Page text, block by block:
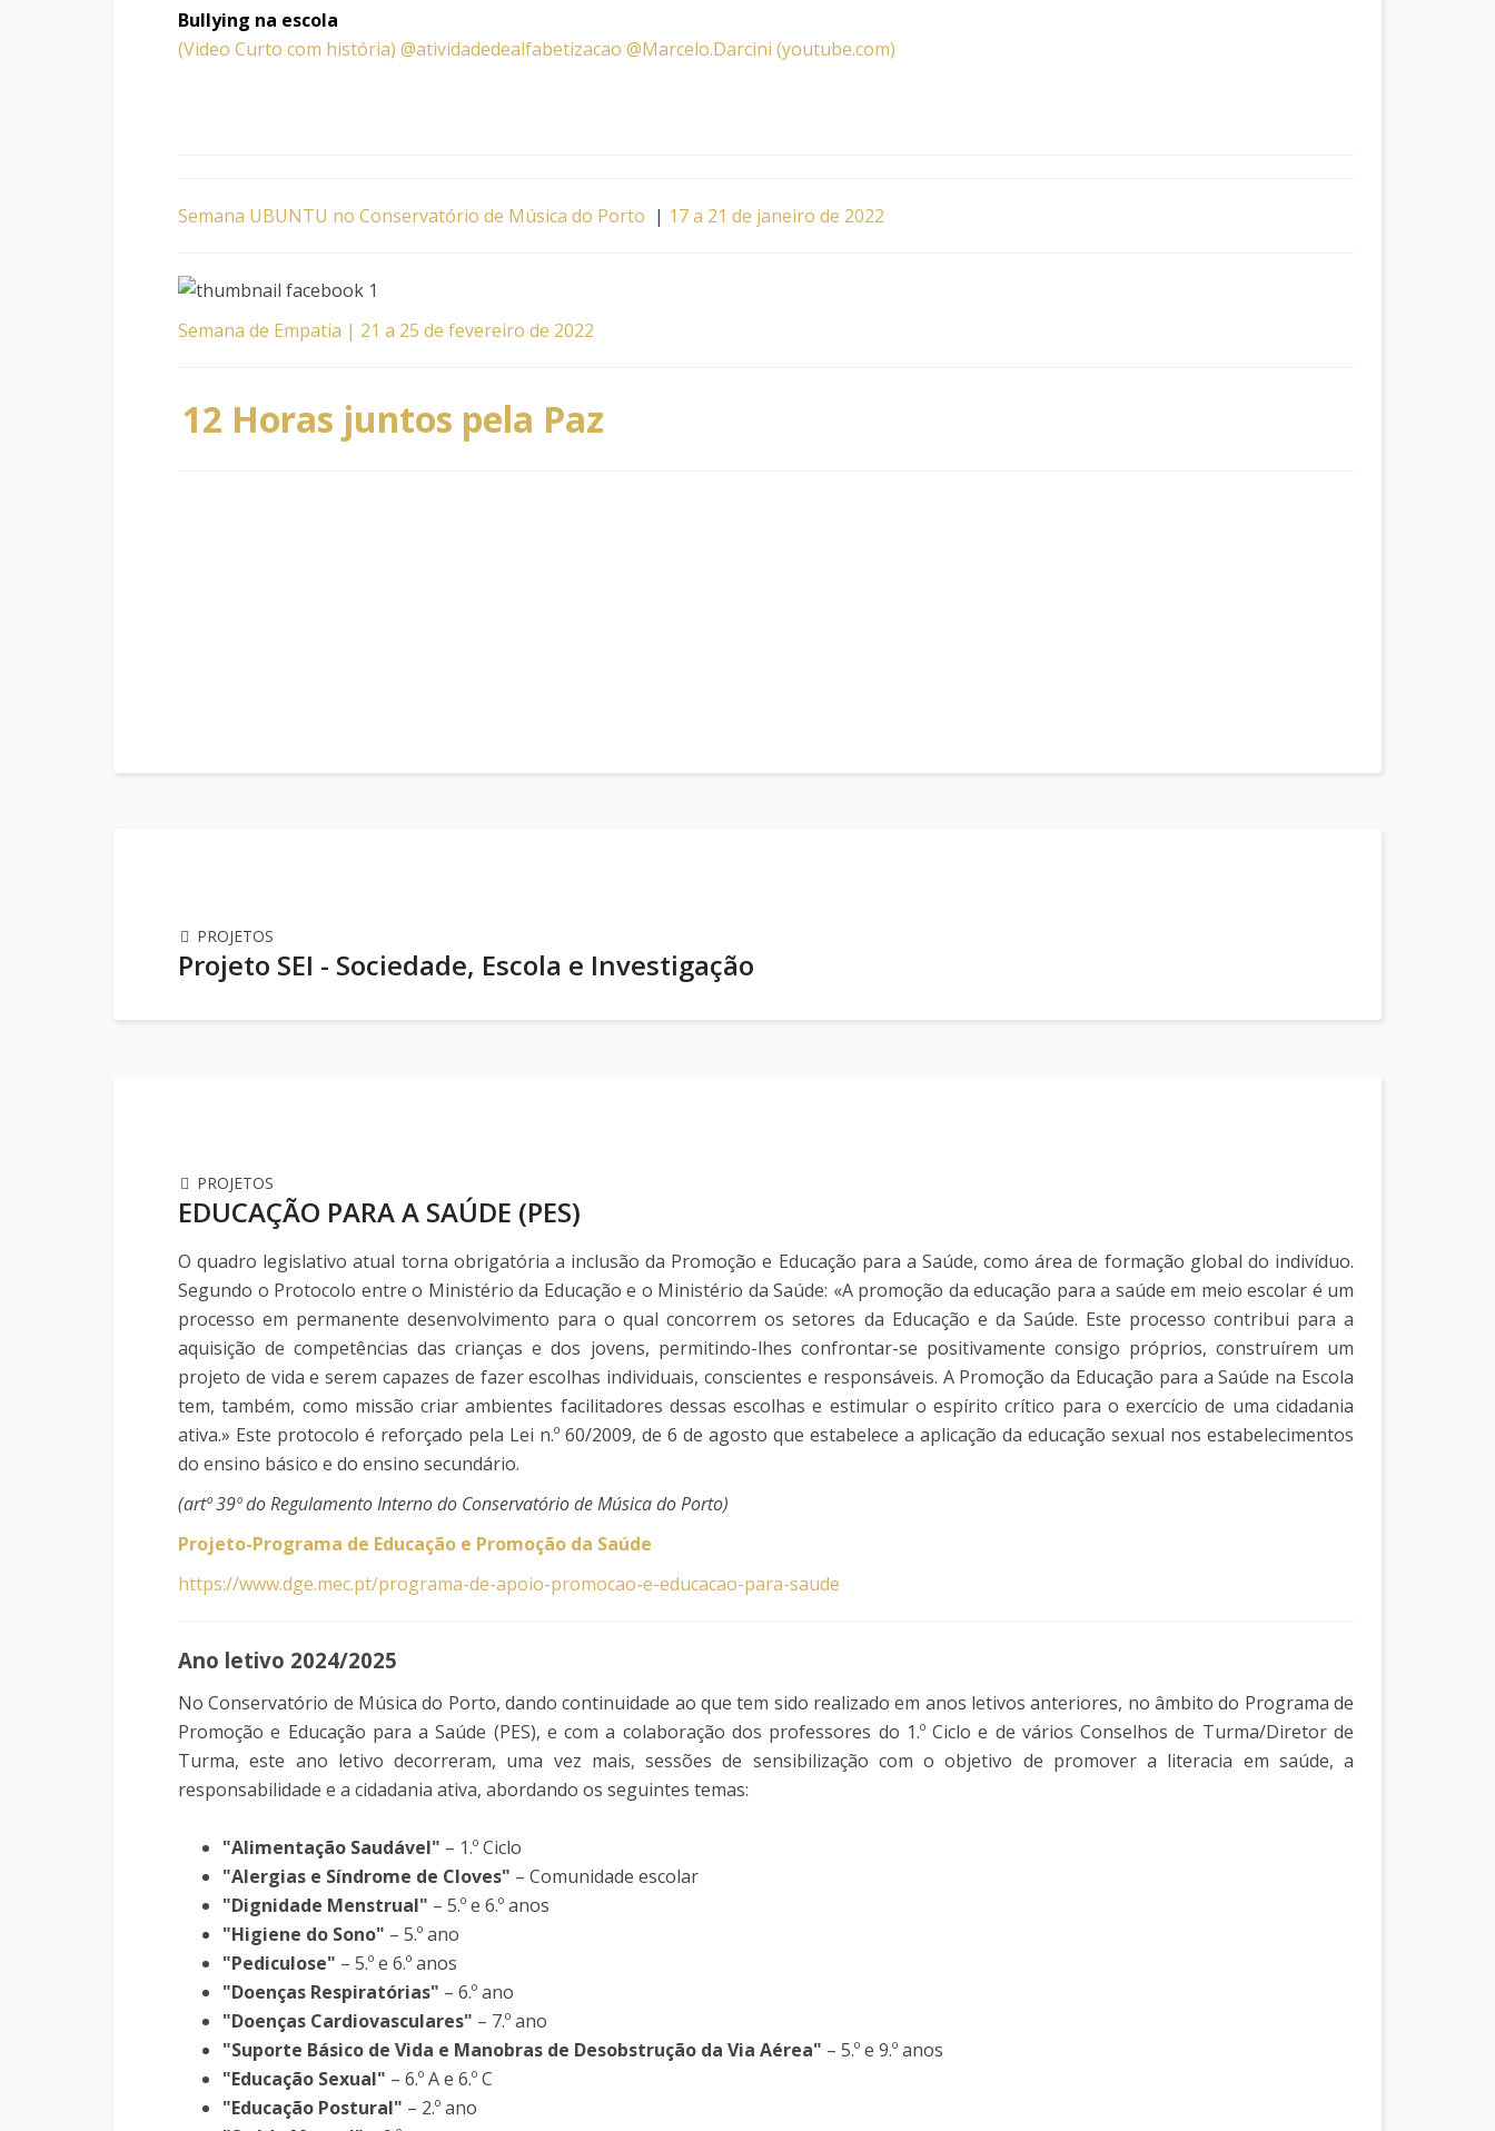
Bullying na escola
(Video Curto com história) @atividadedealfabetizacao @Marcelo.Darcini (youtube.com)
Semana UBUNTU no Conservatório de Música do Porto | 17 a 21 de janeiro de 2022
Semana de Empatia | 21 a 25 de fevereiro de 2022
12 Horas juntos pela Paz
PROJETOS
Projeto SEI - Sociedade, Escola e Investigação
PROJETOS
EDUCAÇÃO PARA A SAÚDE (PES)
O quadro legislativo atual torna obrigatória a inclusão da Promoção e Educação para a Saúde, como área de formação global do indivíduo.
Segundo o Protocolo entre o Ministério da Educação e o Ministério da Saúde: «A promoção da educação para a saúde em meio escolar é um
processo em permanente desenvolvimento para o qual concorrem os setores da Educação e da Saúde. Este processo contribui para a
aquisição de competências das crianças e dos jovens, permitindo-lhes confrontar-se positivamente consigo próprios, construírem um
projeto de vida e serem capazes de fazer escolhas individuais, conscientes e responsáveis. A Promoção da Educação para a Saúde na Escola
tem, também, como missão criar ambientes facilitadores dessas escolhas e estimular o espírito crítico para o exercício de uma cidadania
ativa.» Este protocolo é reforçado pela Lei n.º 60/2009, de 6 de agosto que estabelece a aplicação da educação sexual nos estabelecimentos
do ensino básico e do ensino secundário.
(artº 39º do Regulamento Interno do Conservatório de Música do Porto)
Projeto-Programa de Educação e Promoção da Saúde
https://www.dge.mec.pt/programa-de-apoio-promocao-e-educacao-para-saude
Ano letivo 2024/2025
No Conservatório de Música do Porto, dando continuidade ao que tem sido realizado em anos letivos anteriores, no âmbito do Programa de
Promoção e Educação para a Saúde (PES), e com a colaboração dos professores do 1.º Ciclo e de vários Conselhos de Turma/Diretor de
Turma, este ano letivo decorreram, uma vez mais, sessões de sensibilização com o objetivo de promover a literacia em saúde, a
responsabilidade e a cidadania ativa, abordando os seguintes temas:
"Alimentação Saudável" – 1.º Ciclo
"Alergias e Síndrome de Cloves" – Comunidade escolar
"Dignidade Menstrual" – 5.º e 6.º anos
"Higiene do Sono" – 5.º ano
"Pediculose" – 5.º e 6.º anos
"Doenças Respiratórias" – 6.º ano
"Doenças Cardiovasculares" – 7.º ano
"Suporte Básico de Vida e Manobras de Desobstrução da Via Aérea" – 5.º e 9.º anos
"Educação Sexual" – 6.º A e 6.º C
"Educação Postural" – 2.º ano